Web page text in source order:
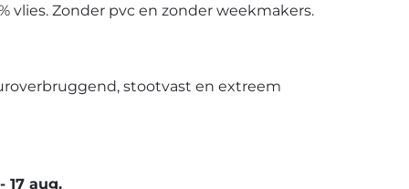
vlies. Zonder pvc en zonder weekmakers.
stootvast en extreem
- 17 aug.